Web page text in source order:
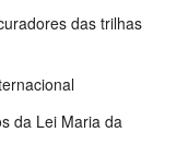
das trilhas
da Lei Maria da